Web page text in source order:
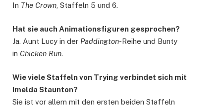
In The Crown , Staffeln 5 und 6.
Hat sie auch Animationsfiguren gesprochen?
Ja. Aunt Lucy in der Paddington-Reihe und Bunty
in Chicken Run.
Wie viele Staffeln von Trying verbindet sich mit
Imelda Staunton?
Sie ist vor allem mit den ersten beiden Staffeln